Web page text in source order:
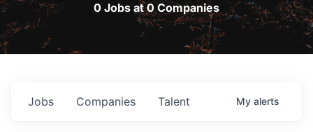
0 Jobs at 0 Companies
Jobs Companies Talent My alerts